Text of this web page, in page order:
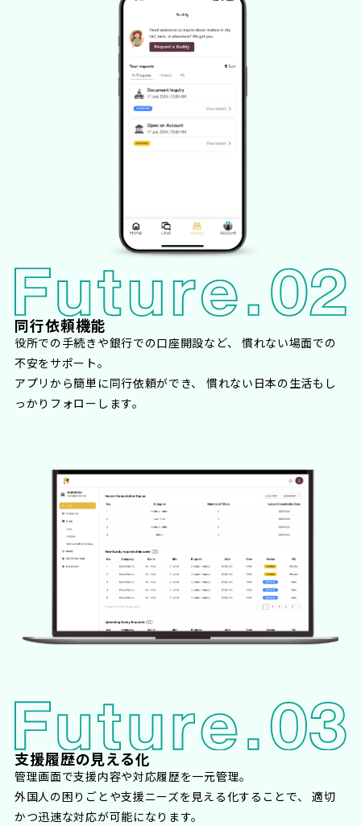
同行依頼機能
役所での手続きや銀行での口座開設など、 慣れない場面での
不安をサポート。
アプリから簡単に同行依頼ができ、 慣れない日本の生活もし
っかりフォローします。
支援履歴の見える化
管理画面で支援内容や対応履歴を一元管理。
外国人の困りごとや支援ニーズを見える化することで、 適切
かつ迅速な対応が可能になります。